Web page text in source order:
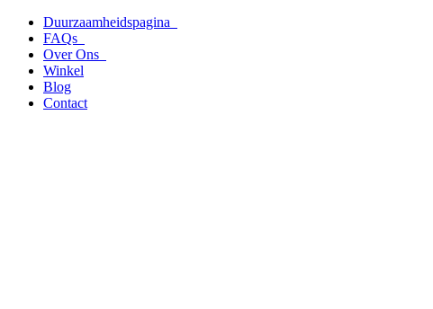
naar
inhoud
Duurzaamheidspagina
FAQs
Over Ons
Winkel
Blog
Contact